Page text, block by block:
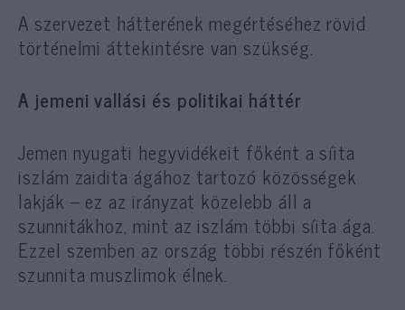
A szervezet hátterének megértéséhez rövid
történelmi áttekintésre van szükség.
A jemeni vallási és politikai háttér
Jemen nyugati hegyvidékeit főként a síita
iszlám zaidita ágához tartozó közösségek
lakják – ez az irányzat közelebb áll a
szunnitákhoz, mint az iszlám többi síita ága.
Ezzel szemben az ország többi részén főként
szunnita muszlimok élnek.